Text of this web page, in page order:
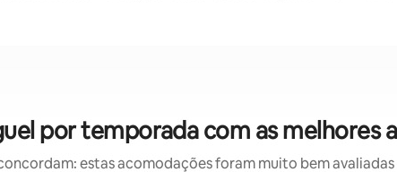
por temporada com as melhores
estas acomodações foram muito bem